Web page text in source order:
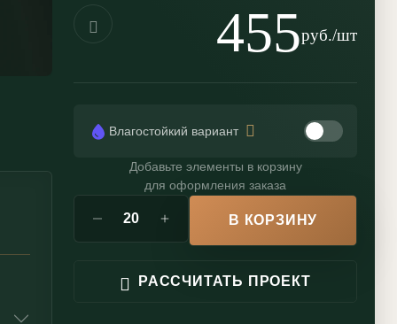
455руб./шт
Влагостойкий вариант
Добавьте элементы в корзину
для оформления заказа
В КОРЗИНУ
РАССЧИТАТЬ ПРОЕКТ